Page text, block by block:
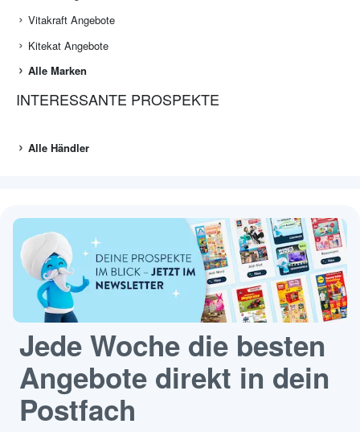
Vitakraft Angebote
Kitekat Angebote
Alle Marken
INTERESSANTE PROSPEKTE
Alle Händler
Jede Woche die besten
Angebote direkt in dein
Postfach